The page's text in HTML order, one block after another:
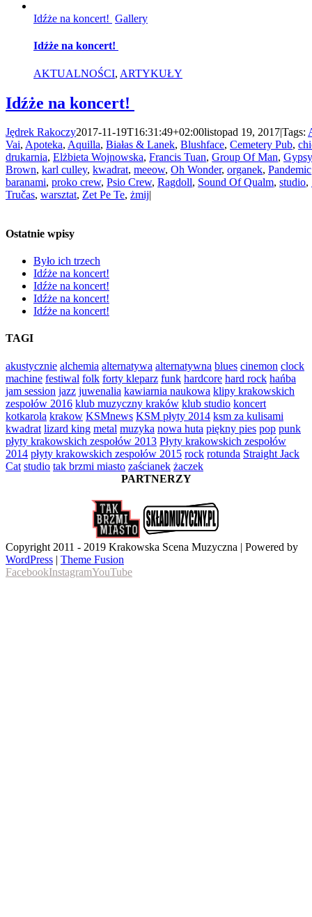
Idźże na koncert! Gallery
Idźże na koncert!
AKTUALNOŚCI, ARTYKUŁY
Idźże na koncert!
Jędrek Rakoczy2017-11-19T16:31:49+02:00listopad 19, 2017Tags:
Vai, Apoteka, Aquilla, Białas & Lanek, Blushface, Cemetery Pub,
drukarnia, Elżbieta Wojnowska, Francis Tuan, Group Of Man,
Brown, karl culley, kwadrat, meeow, Oh Wonder, organek, Pandemic
baranami, proko crew, Psio Crew, Ragdoll, Sound Of Qualm, studio,
Tručas, warsztat, Zet Pe Te, żmij
Ostatnie wpisy
Było ich trzech
Idźże na koncert!
Idźże na koncert!
Idźże na koncert!
Idźże na koncert!
TAGI
akustycznie alchemia alternatywa alternatywna blues cinemon clock
machine festiwal folk forty kleparz funk hardcore hard rock hańba
jam session jazz juwenalia kawiarnia naukowa klipy krakowskich
zespołów 2016 klub muzyczny kraków klub studio koncert
kotkarola krakow KSMnews KSM płyty 2014 ksm za kulisami
kwadrat lizard king metal muzyka nowa huta piękny pies pop punk
płyty krakowskich zespołów 2013 Płyty krakowskich zespołów
2014 płyty krakowskich zespołów 2015 rock rotunda Straight Jack
Cat studio tak brzmi miasto zaścianek żaczek
PARTNERZY
Copyright 2011 - 2019 Krakowska Scena Muzyczna | Powered by
WordPress | Theme Fusion
FacebookInstagramYouTube